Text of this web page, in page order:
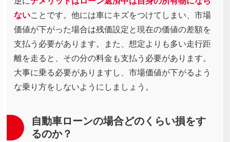
ないことです。他には車にキズをつけてしまい、市場
価値が下がった場合は残価設定と現在の価値の差額を
支払う必要があります。また、想定よりも多い走行距
離を走ると、その分の料金も支払う必要があります。
大事に乗る必要がありますし、市場価値が下がるよう
な乗り方をしないようにしましょう。
自動車ローンの場合どのくらい損をす
るのか？